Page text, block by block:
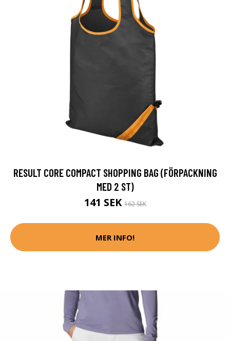
RESULT CORE COMPACT SHOPPING BAG (FÖRPACKNING
MED 2 ST)
141 SEK162 SEK
MER INFO!